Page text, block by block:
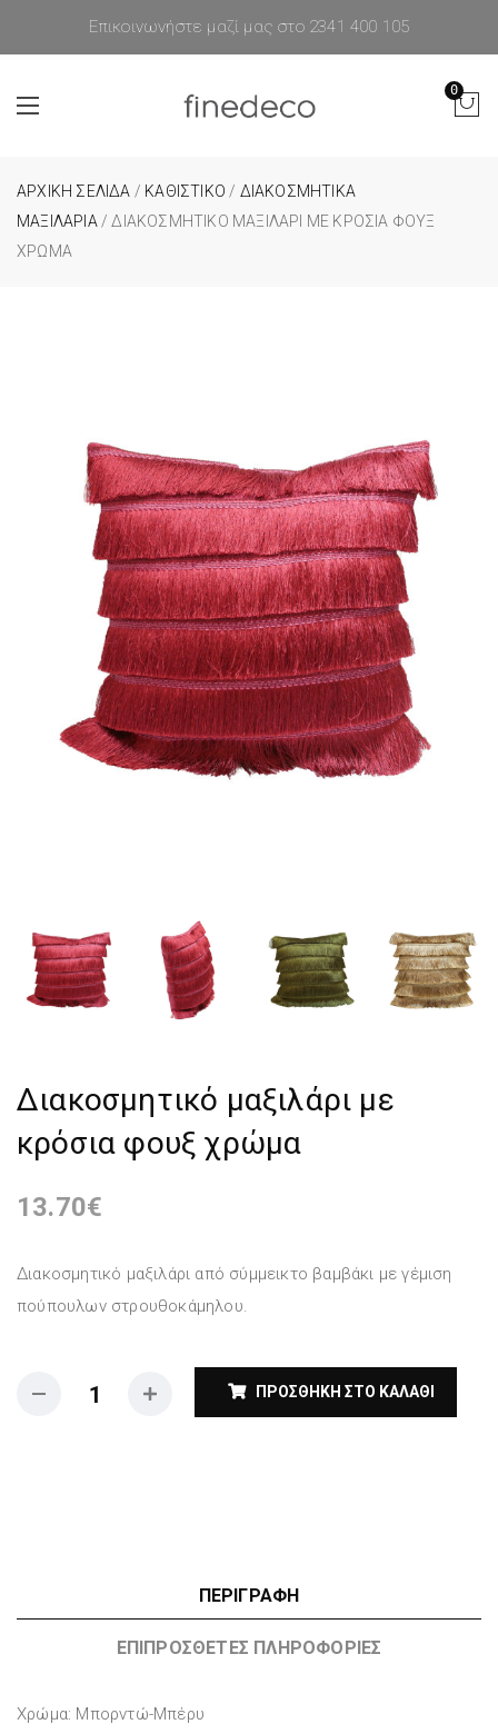
Επικοινωνήστε μαζί μας στο 2341 400 105
0
ΑΡΧΙΚΉ ΣΕΛΊΔΑ / ΚΑΘΙΣΤΙΚΟ / ΔΙΑΚΟΣΜΗΤΙΚΑ
ΜΑΞΙΛΑΡΙΑ / ΔΙΑΚΟΣΜΗΤΙΚΌ ΜΑΞΙΛΆΡΙ ΜΕ ΚΡΌΣΙΑ ΦΟΥΞ
ΧΡΏΜΑ
Διακοσμητικό μαξιλάρι με
κρόσια φουξ χρώμα
13.70€
Διακοσμητικό μαξιλάρι από σύμμεικτο βαμβάκι με γέμιση
πούπουλων στρουθοκάμηλου.
ΠΡΟΣΘΉΚΗ ΣΤΟ ΚΑΛΆΘΙ
ΠΕΡΙΓΡΑΦΉ
ΕΠΙΠΡΌΣΘΕΤΕΣ ΠΛΗΡΟΦΟΡΊΕΣ
Χρώμα: Μπορντώ-Μπέρυ